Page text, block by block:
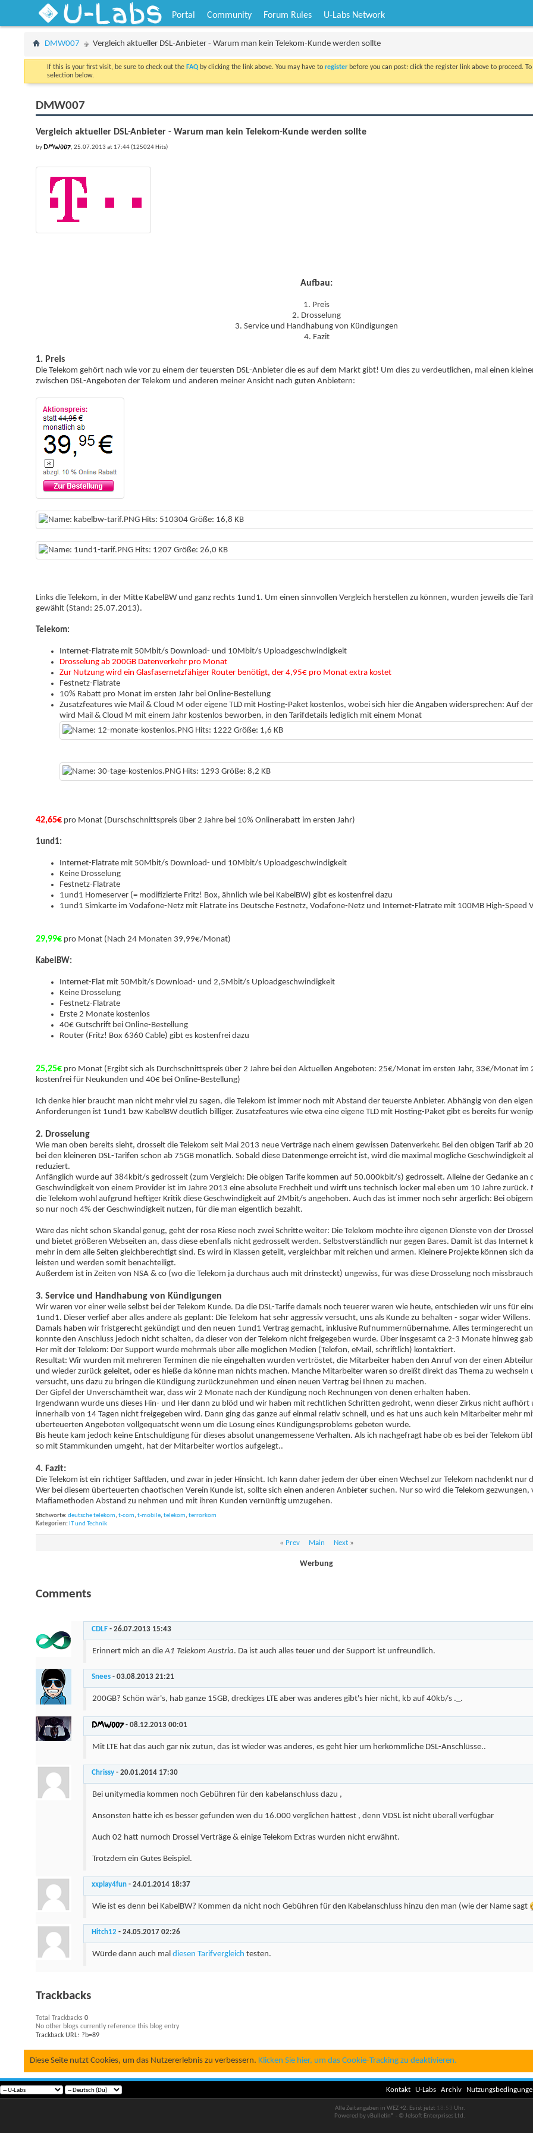
U-Labs Portal Community Forum Rules U-Labs Network
DMW007 Vergleich aktueller DSL-Anbieter - Warum man kein Telekom-Kunde werden sollte
If this is your first visit, be sure to check out the FAQ by clicking the link above. You may have toregister before you can post: click the register link above to proceed.
selection below.
DMW007
Vergleich aktueller DSL-Anbieter - Warum man kein Telekom-Kunde werden sollte
byDMW007, 25.07.2013 at 17:44 (125024 Hits)
Aufbau:
1. Preis
2. Drosselung
3. Service und Handhabung von Kündigungen
4. Fazit
1. Preis
Die Telekom gehört nach wie vor zu einem der teuersten DSL-Anbieter die es auf dem Markt gibt! Um dies zu verdeutlichen, mal einen
zwischen DSL-Angeboten der Telekom und anderen meiner Ansicht nach guten Anbietern:
Links die Telekom, in der Mitte KabelBW und ganz rechts 1und1. Um einen sinnvollen Vergleich herstellen zu können, wurden jeweils die
gewählt (Stand: 25.07.2013).
Telekom:
Internet-Flatrate mit 50Mbit/s Download- und 10Mbit/s Uploadgeschwindigkeit
Drosselung ab 200GB Datenverkehr pro Monat
Zur Nutzung wird ein Glasfasernetzfähiger Router benötigt, der 4,95€ pro Monat extra kostet
Festnetz-Flatrate
10% Rabatt pro Monat im ersten Jahr bei Online-Bestellung
Zusatzfeatures wie Mail & Cloud M oder eigene TLD mit Hosting-Paket kostenlos, wobei sich hier die Angaben widersprechen: Auf
wird Mail & Cloud M mit einem Jahr kostenlos beworben, in den Tarifdetails lediglich mit einem Monat
42,65€ pro Monat (Durschschnittspreis über 2 Jahre bei 10% Onlinerabatt im ersten Jahr)
1und1:
Internet-Flatrate mit 50Mbit/s Download- und 10Mbit/s Uploadgeschwindigkeit
Keine Drosselung
Festnetz-Flatrate
1und1 Homeserver (= modifizierte Fritz! Box, ähnlich wie bei KabelBW) gibt es kostenfrei dazu
1und1 Simkarte im Vodafone-Netz mit Flatrate ins Deutsche Festnetz, Vodafone-Netz und Internet-Flatrate mit 100MB High-Speed
29,99€ pro Monat (Nach 24 Monaten 39,99€/Monat)
KabelBW:
Internet-Flat mit 50Mbit/s Download- und 2,5Mbit/s Uploadgeschwindigkeit
Keine Drosselung
Festnetz-Flatrate
Erste 2 Monate kostenlos
40€ Gutschrift bei Online-Bestellung
Router (Fritz! Box 6360 Cable) gibt es kostenfrei dazu
25,25€ pro Monat (Ergibt sich als Durchschnittspreis über 2 Jahre bei den Aktuellen Angeboten: 25€/Monat im ersten Jahr, 33€/Monat im
kostenfrei für Neukunden und 40€ bei Online-Bestellung)
Ich denke hier braucht man nicht mehr viel zu sagen, die Telekom ist immer noch mit Abstand der teuerste Anbieter. Abhängig von den
Anforderungen ist 1und1 bzw KabelBW deutlich billiger. Zusatzfeatures wie etwa eine eigene TLD mit Hosting-Paket gibt es bereits für
2. Drosselung
Wie man oben bereits sieht, drosselt die Telekom seit Mai 2013 neue Verträge nach einem gewissen Datenverkehr. Bei den obigen Tarif ab
bei den kleineren DSL-Tarifen schon ab 75GB monatlich. Sobald diese Datenmenge erreicht ist, wird die maximal mögliche Geschwindigkeit
reduziert.
Anfänglich wurde auf 384kbit/s gedrosselt (zum Vergleich: Die obigen Tarife kommen auf 50.000kbit/s) gedrosselt. Alleine der Gedanke an
Geschwindigkeit von einem Provider ist im Jahre 2013 eine absolute Frechheit und wirft uns technisch locker mal eben um 10 Jahre
die Telekom wohl aufgrund heftiger Kritik diese Geschwindigkeit auf 2Mbit/s angehoben. Auch das ist immer noch sehr ärgerlich: Bei
so nur noch 4% der Geschwindigkeit nutzen, für die man eigentlich bezahlt.
Wäre das nicht schon Skandal genug, geht der rosa Riese noch zwei Schritte weiter: Die Telekom möchte ihre eigenen Dienste von der
und bietet größeren Webseiten an, dass diese ebenfalls nicht gedrosselt werden. Selbstverständlich nur gegen Bares. Damit ist das Internet
mehr in dem alle Seiten gleichberechtigt sind. Es wird in Klassen geteilt, vergleichbar mit reichen und armen. Kleinere Projekte können sich
leisten und werden somit benachteiligt.
Außerdem ist in Zeiten von NSA & co (wo die Telekom ja durchaus auch mit drinsteckt) ungewiss, für was diese Drosselung noch
3. Service und Handhabung von Kündigungen
Wir waren vor einer weile selbst bei der Telekom Kunde. Da die DSL-Tarife damals noch teuerer waren wie heute, entschieden wir uns für
1und1. Dieser verlief aber alles andere als geplant: Die Telekom hat sehr aggressiv versucht, uns als Kunde zu behalten - sogar wider Willens.
Damals haben wir fristgerecht gekündigt und den neuen 1und1 Vertrag gemacht, inklusive Rufnummernübernahme. Alles termingerecht
konnte den Anschluss jedoch nicht schalten, da dieser von der Telekom nicht freigegeben wurde. Über insgesamt ca 2-3 Monate hinweg
Her mit der Telekom: Der Support wurde mehrmals über alle möglichen Medien (Telefon, eMail, schriftlich) kontaktiert.
Resultat: Wir wurden mit mehreren Terminen die nie eingehalten wurden vertröstet, die Mitarbeiter haben den Anruf von der einen
und wieder zurück geleitet, oder es hieße da könne man nichts machen. Manche Mitarbeiter waren so dreißt direkt das Thema zu wechseln
versucht, uns dazu zu bringen die Kündigung zurückzunehmen und einen neuen Vertrag bei Ihnen zu machen.
Der Gipfel der Unverschämtheit war, dass wir 2 Monate nach der Kündigung noch Rechnungen von denen erhalten haben.
Irgendwann wurde uns dieses Hin- und Her dann zu blöd und wir haben mit rechtlichen Schritten gedroht, wenn dieser Zirkus nicht aufhört
innerhalb von 14 Tagen nicht freigegeben wird. Dann ging das ganze auf einmal relativ schnell, und es hat uns auch kein Mitarbeiter mehr
überteuerten Angeboten vollgequatscht wenn um die Lösung eines Kündigungsproblems gebeten wurde.
Bis heute kam jedoch keine Entschuldigung für dieses absolut unangemessene Verhalten. Als ich nachgefragt habe ob es bei der Telekom
so mit Stammkunden umgeht, hat der Mitarbeiter wortlos aufgelegt..
4. Fazit:
Die Telekom ist ein richtiger Saftladen, und zwar in jeder Hinsicht. Ich kann daher jedem der über einen Wechsel zur Telekom nachdenkt nur
Wer bei diesem überteuerten chaotischen Verein Kunde ist, sollte sich einen anderen Anbieter suchen. Nur so wird die Telekom gezwungen,
Mafiamethoden Abstand zu nehmen und mit ihren Kunden vernünftig umzugehen.
Stichworte:deutsche telekom,t-com,t-mobile,telekom,terrorkom
Kategorien
IT und Technik
« Prev Main Next»
Werbung
Comments
CDLF -26.07.2013 15:43
Erinnert mich an dieA1 Telekom Austria. Da ist auch alles teuer und der Support ist unfreundlich.
Snees -03.08.201321:21
200GB? Schön wär's, hab ganze 15GB, dreckiges LTE aber was anderes gibt's hier nicht, kb auf 40kb/s ._.
DMW007-08.12.201300:01
Mit LTE hat das auch gar nix zutun, das ist wieder was anderes, es geht hier um herkömmliche DSL-Anschlüsse..
Chrissy -20.01.2014 17:30
Bei unitymedia kommen noch Gebühren für den kabelanschluss dazu ,
Ansonsten hätte ich es besser gefunden wen du 16.000 verglichen hättest , denn VDSL ist nicht überall verfügbar
Auch 02 hatt nurnoch Drossel Verträge & einige Telekom Extras wurden nicht erwähnt.
Trotzdem ein Gutes Beispiel.
xxplay4fun -24.01.2014 18:37
Wie ist es denn bei KabelBW? Kommen da nicht noch Gebühren für den Kabelanschluss hinzu den man (wie der Name sagt
Hitch12 -24.05.201702:26
Würde dann auch maldiesen Tarifvergleich testen.
Trackbacks
Total Trackbacks 0
No other blogs currently reference this blog entry
Trackback URL:
Diese Seite nutzt Cookies, um das Nutzererlebnis zu verbessern. Klicken Sie hier, um das Cookie-Tracking zu deaktivieren.
Kontakt U-Labs Archiv
Alle Zeitangaben in WEZ +2. Es ist jetzt 18:53 Uhr.
Powered by vBulletin® - © Jelsoft Enterprises Ltd.